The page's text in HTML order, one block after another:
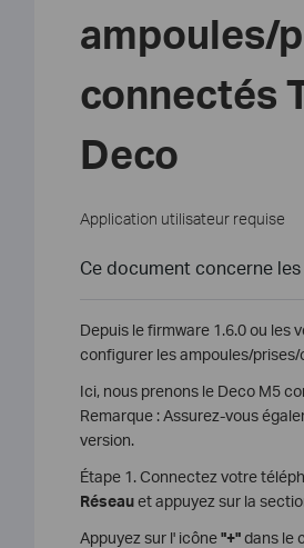
ampoules/
connectés
Deco
Application utilisateur requise
Ce document concerne
Depuis le firmware 1.6.0 ou
configurer les ampoules/
Ici, nous prenons le Deco M5
Remarque : Assurez-vous
version.
Étape 1. Connectez votre
Réseauet appuyez sur la
Appuyez sur l' icône"+"dans le